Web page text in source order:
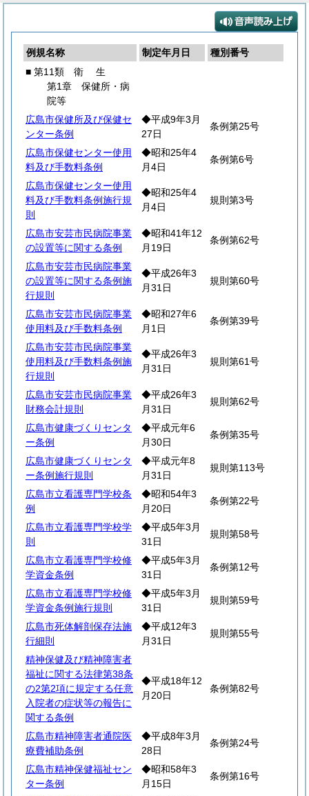
例規名称 制定年月日
種別番号
■ 第11類 衛 生
第1章 保健所・病
院等
広島市保健所及び保健セ
ンター条例
◆平成9年3月
27日
条例第25号
広島市保健センター使用
料及び手数料条例
◆昭和25年4
月4日
条例第6号
広島市保健センター使用
料及び手数料条例施行規
則
◆昭和25年4
月4日
規則第3号
広島市安芸市民病院事業
の設置等に関する条例
◆昭和41年12
月19日
条例第62号
広島市安芸市民病院事業
の設置等に関する条例施
行規則
◆平成26年3
月31日
規則第60号
広島市安芸市民病院事業
使用料及び手数料条例
◆昭和27年6
月1日
条例第39号
広島市安芸市民病院事業
使用料及び手数料条例施
行規則
◆平成26年3
月31日
規則第61号
広島市安芸市民病院事業
財務会計規則
◆平成26年3
月31日
規則第62号
広島市健康づくりセンタ
ー条例
◆平成元年6
月30日
条例第35号
広島市健康づくりセンタ
ー条例施行規則
◆平成元年8
月31日
規則第113号
広島市立看護専門学校条
例
◆昭和54年3
月20日
条例第22号
広島市立看護専門学校学
則
◆平成5年3月
31日
規則第58号
広島市立看護専門学校修
学資金条例
◆平成5年3月
31日
条例第12号
広島市立看護専門学校修
学資金条例施行規則
◆平成5年3月
31日
規則第59号
広島市死体解剖保存法施
行細則
◆平成12年3
月31日
規則第55号
精神保健及び精神障害者
福祉に関する法律第38条
の2第2項に規定する任意
入院者の症状等の報告に
関する条例
◆平成18年12
月20日
条例第82号
広島市精神障害者通院医
療費補助条例
◆平成8年3月
28日
条例第24号
広島市精神保健福祉セン
ター条例
◆昭和58年3
月15日
条例第16号